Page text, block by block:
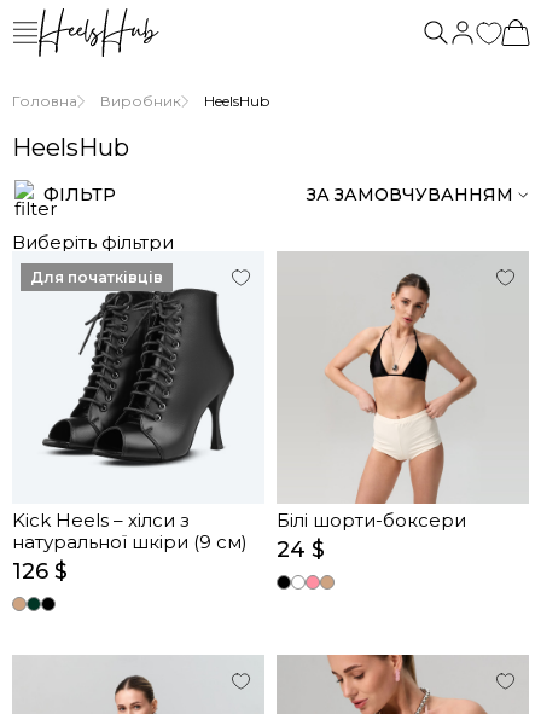
Головна Виробник HeelsHub
HeelsHub
ФІЛЬТР ЗА ЗАМОВЧУВАННЯМ
Виберіть фільтри
Для початківців
Kick Heels – хілси з
натуральної шкіри (9 см)
126 $
Білі шорти-боксери
24 $